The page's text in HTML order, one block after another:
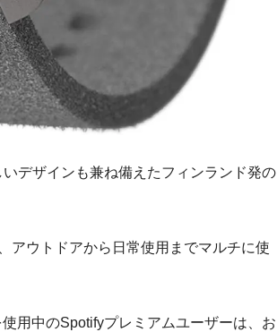
デザインも兼ね備えたフィンランド発の
アウトドアから日常使用までマルチに使
用中のSpotifyプレミアムユーザーは、お